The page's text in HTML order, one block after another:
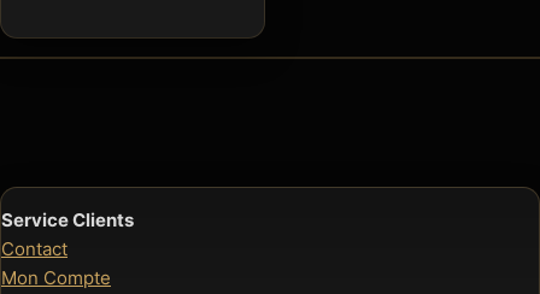
prix :
65,00 €
Service Clients
Contact
Mon Compte